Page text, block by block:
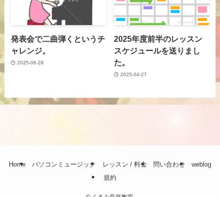
発表会で二曲弾くというチ
ャレンジ。
2025-06-28
2025年度前半のレッスン
スケジュールを送りまし
た。
2025-04-27
Home パソコンミュージック レッスン / 料金 問い合わせ
weblog
規約